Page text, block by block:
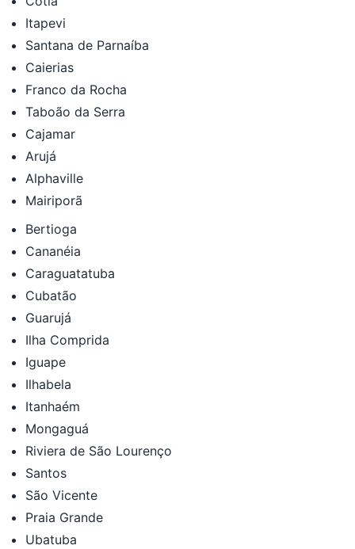
Itapevi
Santana de Parnaíba
Caierias
Franco da Rocha
Taboão da Serra
Cajamar
Arujá
Alphaville
Mairiporã
Bertioga
Cananéia
Caraguatatuba
Cubatão
Guarujá
Ilha Comprida
Iguape
Ilhabela
Itanhaém
Mongaguá
Riviera de São Lourenço
Santos
São Vicente
Praia Grande
Ubatuba